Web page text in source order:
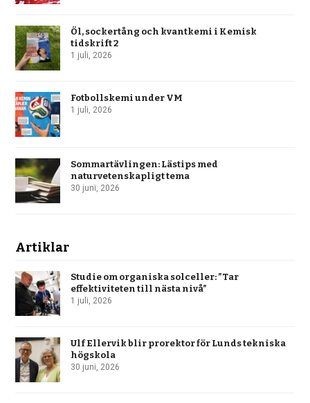
Öl, sockertång och kvantkemi i Kemisk
tidskrift 2
1 juli, 2026
Fotbollskemi under VM
1 juli, 2026
Sommartävlingen: Lästips med
naturvetenskapligt tema
30 juni, 2026
Artiklar
Studie om organiska solceller: ”Tar
effektiviteten till nästa nivå”
1 juli, 2026
Ulf Ellervik blir prorektor för Lunds tekniska
högskola
30 juni, 2026